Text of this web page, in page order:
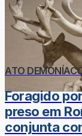
ATO
Foragido
preso em
conjunta